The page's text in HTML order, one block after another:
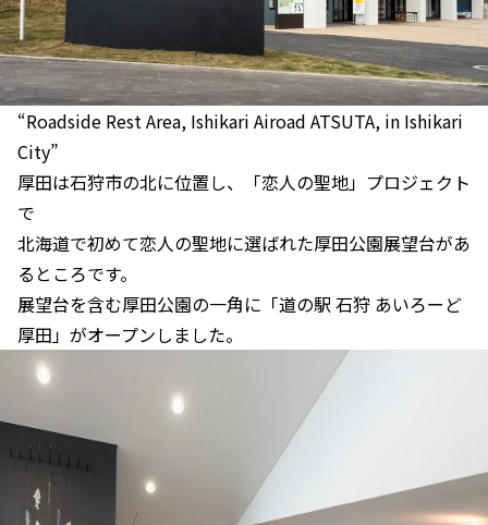
“Roadside Rest Area, Ishikari Airoad ATSUTA, in Ishikari
City”
厚田は石狩市の北に位置し、「恋人の聖地」プロジェクト
で
北海道で初めて恋人の聖地に選ばれた厚田公園展望台があ
るところです。
展望台を含む厚田公園の一角に「道の駅 石狩 あいろーど
厚田」がオープンしました。